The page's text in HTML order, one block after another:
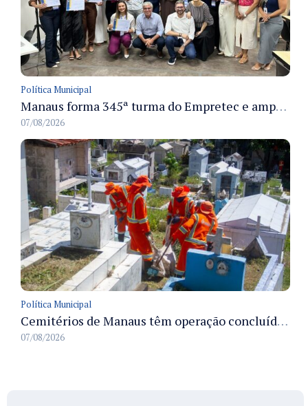
Política Municipal
Manaus forma 345ª turma do Empretec e amplia qualificação de empreendedores na cidade
07/08/2026
Política Municipal
Cemitérios de Manaus têm operação concluída e estrutura pronta para receber famílias no Dia dos Pais
07/08/2026